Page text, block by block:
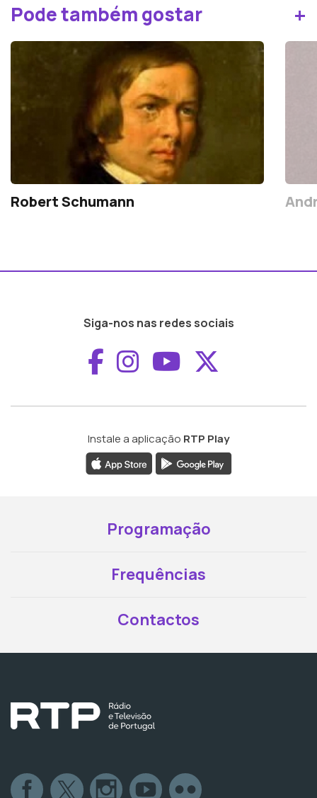
Pode também gostar +
Robert Schumann
Siga-nos nas redes sociais
Aceder ao
Aceder ao
Aceder ao
Instale a aplicação RTP Play
Programação
Frequências
Contactos